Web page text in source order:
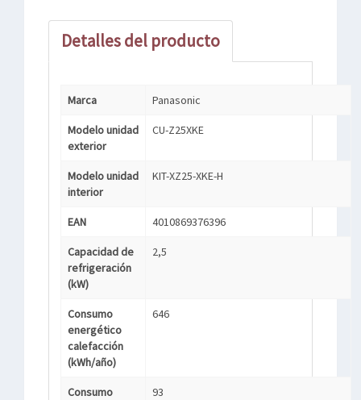
Detalles del producto
Marca Panasonic
Modelo unidad
exterior
CU-Z25XKE
Modelo unidad
interior
KIT-XZ25-XKE-H
EAN 4010869376396
Capacidad de
refrigeración
(kW)
2,5
Consumo
energético
calefacción
(kWh/año)
646
Consumo
93